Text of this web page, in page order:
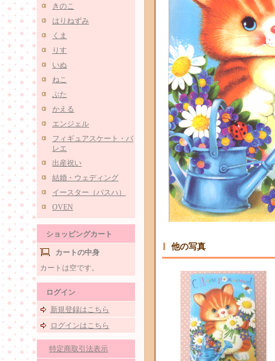
きのこ
はりねずみ
くま
りす
いぬ
ねこ
ぶた
かえる
エンジェル
フィギュアスケート・バ
レエ
出産祝い
結婚・ウェディング
イースター（パスハ）
OVEN
ショッピングカート
カートの中身
カートは空です。
ログイン
新規登録はこちら
ログインはこちら
特定商取引法表示
他の写真